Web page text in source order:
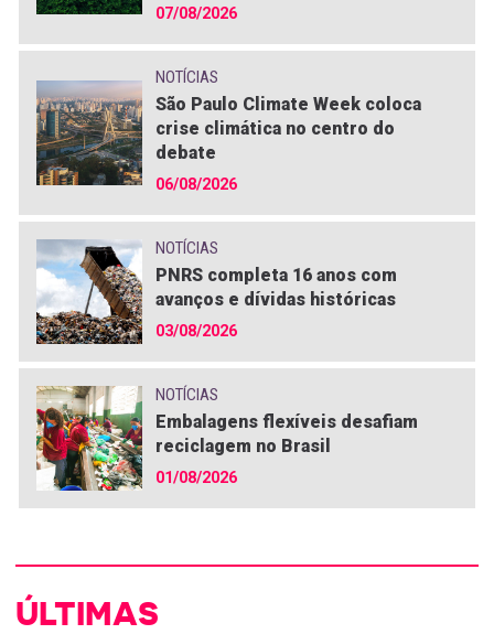
07/08/2026
NOTÍCIAS
São Paulo Climate Week coloca
crise climática no centro do
debate
06/08/2026
NOTÍCIAS
PNRS completa 16 anos com
avanços e dívidas históricas
03/08/2026
NOTÍCIAS
Embalagens flexíveis desafiam
reciclagem no Brasil
01/08/2026
ÚLTIMAS